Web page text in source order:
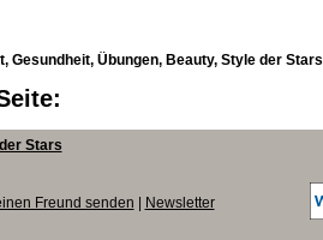
Gesundheit, Übungen, Beauty, Style der Stars
Stars
Freund senden Newsletter